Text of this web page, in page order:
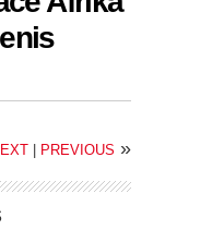
PREVIOUS »